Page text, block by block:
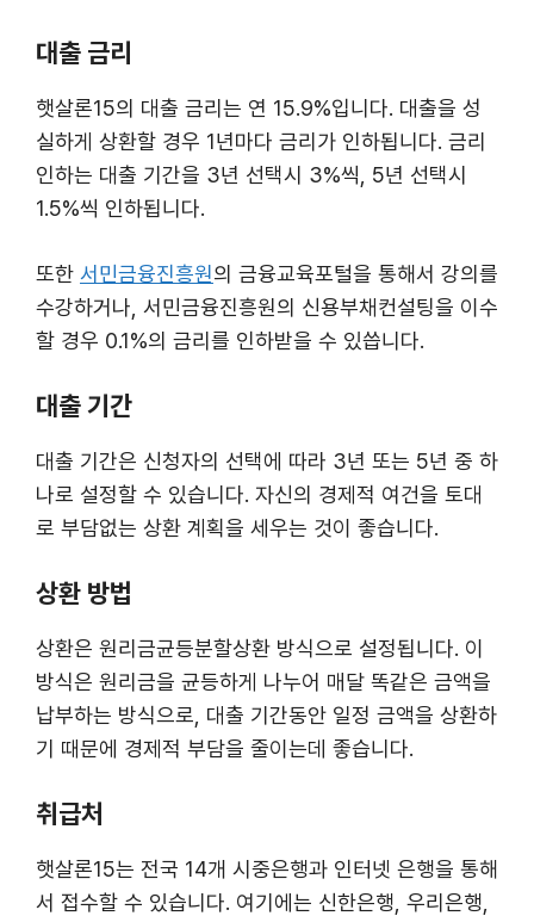
대출 금리
햇살론15의 대출 금리는 연 15.9%입니다. 대출을 성
실하게 상환할 경우 1년마다 금리가 인하됩니다. 금리
인하는 대출 기간을 3년 선택시 3%씩, 5년 선택시
1.5%씩 인하됩니다.
또한 서민금융진흥원의 금융교육포털을 통해서 강의를
수강하거나, 서민금융진흥원의 신용부채컨설팅을 이수
할 경우 0.1%의 금리를 인하받을 수 있씁니다.
대출 기간
대출 기간은 신청자의 선택에 따라 3년 또는 5년 중 하
나로 설정할 수 있습니다. 자신의 경제적 여건을 토대
로 부담없는 상환 계획을 세우는 것이 좋습니다.
상환 방법
상환은 원리금균등분할상환 방식으로 설정됩니다. 이
방식은 원리금을 균등하게 나누어 매달 똑같은 금액을
납부하는 방식으로, 대출 기간동안 일정 금액을 상환하
기 때문에 경제적 부담을 줄이는데 좋습니다.
취급처
햇살론15는 전국 14개 시중은행과 인터넷 은행을 통해
서 접수할 수 있습니다. 여기에는 신한은행, 우리은행,